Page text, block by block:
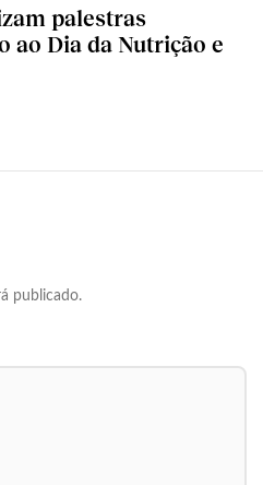
palestras
ao Dia da Nutrição e
publicado.